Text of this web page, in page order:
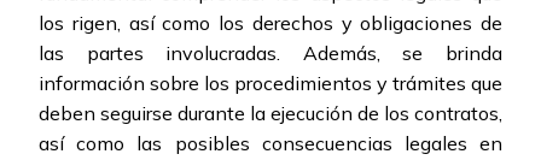
los rigen, así como los derechos y obligaciones de
las partes involucradas. Además, se brinda
información sobre los procedimientos y trámites que
deben seguirse durante la ejecución de los contratos,
así como las posibles consecuencias legales en